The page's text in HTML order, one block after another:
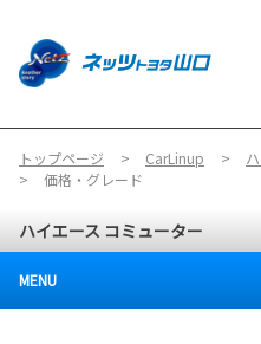
トップページ CarLinup
価格・グレード
ハイエース コミューター
MENU